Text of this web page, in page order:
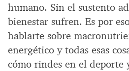
humano. Sin el sustento
bienestar sufren. Es por
hablarte sobre
energético y todas esas
cómo rindes en el deporte